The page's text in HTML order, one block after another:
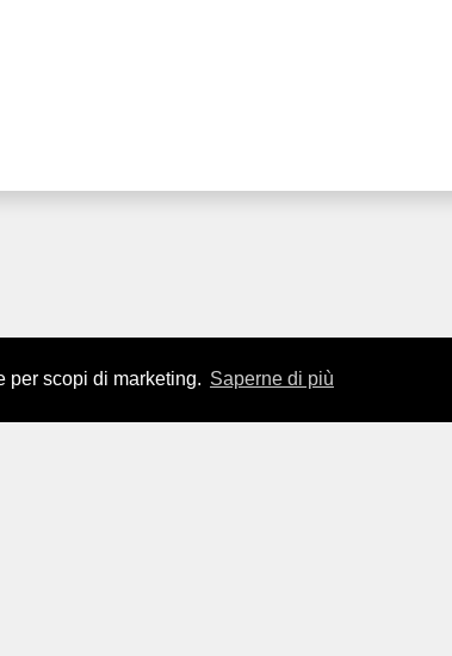
per scopi di marketing. Saperne di più